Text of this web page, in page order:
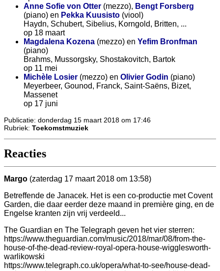
Anne Sofie von Otter (mezzo), Bengt Forsberg
(piano) en Pekka Kuusisto (viool)
Haydn, Schubert, Sibelius, Korngold, Britten, ...
op 18 maart
Magdalena Kozena (mezzo) en Yefim Bronfman
(piano)
Brahms, Mussorgsky, Shostakovitch, Bartok
op 11 mei
Michèle Losier (mezzo) en Olivier Godin (piano)
Meyerbeer, Gounod, Franck, Saint-Saëns, Bizet,
Massenet
op 17 juni
Publicatie: donderdag 15 maart 2018 om 17:46
Rubriek: Toekomstmuziek
Reacties
Margo (zaterdag 17 maart 2018 om 13:58)
Betreffende de Janacek. Het is een co-productie met Covent
Garden, die daar eerder deze maand in première ging, en de
Engelse kranten zijn vrij verdeeld...
The Guardian en The Telegraph geven het vier sterren:
https://www.theguardian.com/music/2018/mar/08/from-the-
house-of-the-dead-review-royal-opera-house-wigglesworth-
warlikowski
https://www.telegraph.co.uk/opera/what-to-see/house-dead-